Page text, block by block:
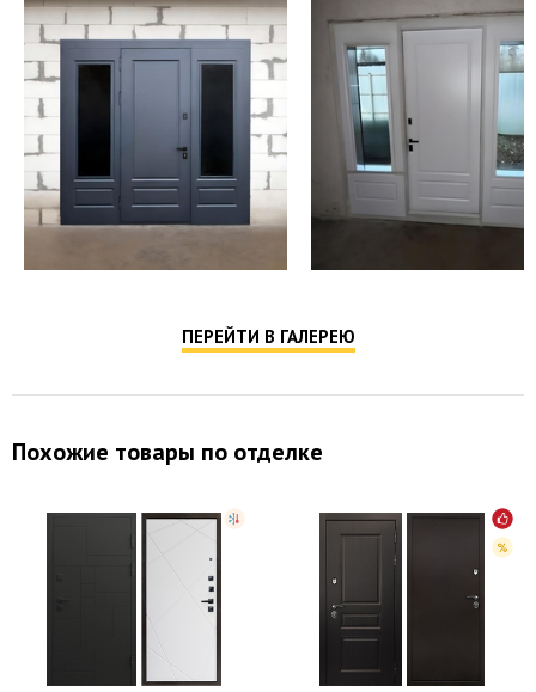
ПЕРЕЙТИ В ГАЛЕРЕЮ
Похожие товары по отделке